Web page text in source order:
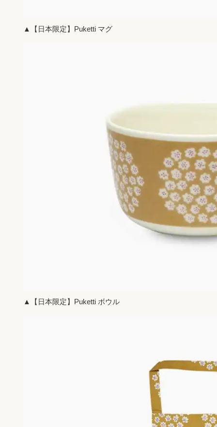
▲【日本限定】Puketti マグ
▲【日本限定】Puketti ボウル